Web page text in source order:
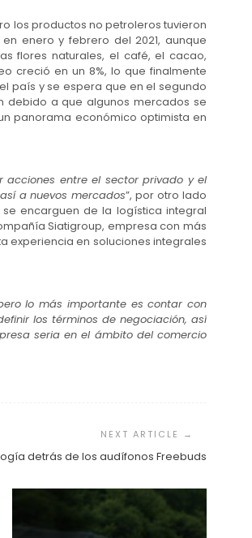
los productos no petroleros tuvieron
enero y febrero del 2021, aunque
flores naturales, el café, el cacao,
creció en un 8%, lo que finalmente
país y se espera que en el segundo
debido a que algunos mercados se
panorama económico optimista en
acciones entre el sector privado y el
a nuevos mercados”, por otro lado
encarguen de la logística integral
Siatigroup, empresa con más
experiencia en soluciones integrales
lo más importante es contar con
los términos de negociación, así
seria en el ámbito del comercio
detrás de los audífonos Freebuds